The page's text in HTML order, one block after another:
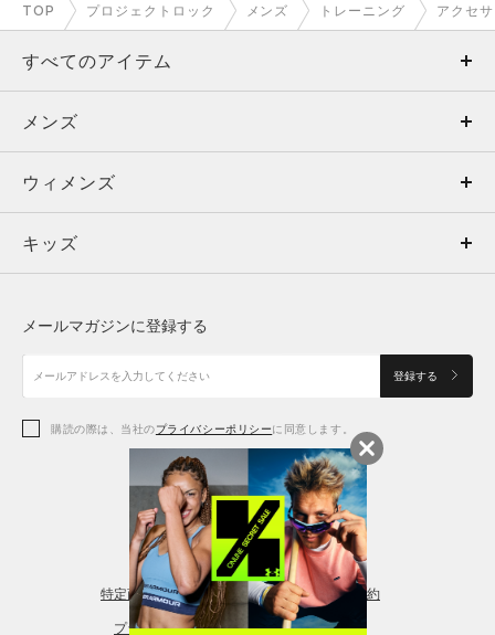
TOP プロジェクトロック メンズ トレーニング アクセ
すべてのアイテム
メンズ
ウィメンズ
キッズ
アクセサリー
メンズ
トップス
ボトムス
アクセサリー
ウィメンズ
トップス
シューズ
アクセサリー
レギンス＆タイツ
キッズ
シューズ
メールマガジンに登録する
登録する
購読の際は、当社のプライバシーポリシーに同意します。
特定商取引法に基づく通販の表記 会員規約
プライバシーポリシー